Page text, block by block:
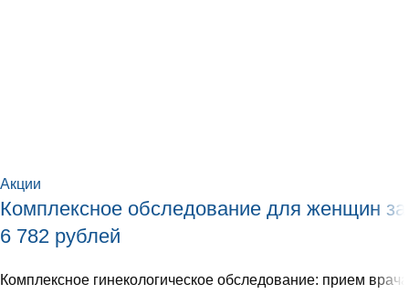
Акции
Комплексное обследование для женщин за
6 782 рублей
Комплексное гинекологическое обследование: прием врача